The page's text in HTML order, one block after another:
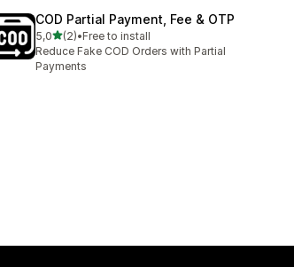
COD Partial Payment, Fee & OTP
5,0de 5 estrelas
(2)
2 total de avaliações
•Free to install
Reduce Fake COD Orders with Partial
Payments